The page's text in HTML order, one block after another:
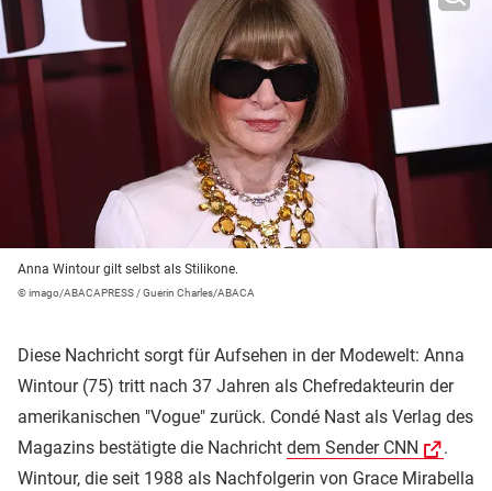
Anna Wintour gilt selbst als Stilikone.
© imago/ABACAPRESS / Guerin Charles/ABACA
Diese Nachricht sorgt für Aufsehen in der Modewelt: Anna
Wintour (75) tritt nach 37 Jahren als Chefredakteurin der
amerikanischen "Vogue" zurück. Condé Nast als Verlag des
Magazins bestätigte die Nachricht dem Sender CNN
.
Wintour, die seit 1988 als Nachfolgerin von Grace Mirabella